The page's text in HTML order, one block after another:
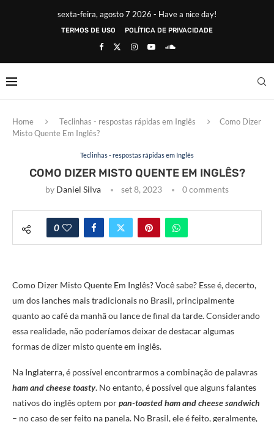
sexta-feira, agosto 7 2026 - Have a nice day!
TERMOS DE USO POLÍTICA DE PRIVACIDADE
Home Teclinhas - respostas rápidas em Inglês
Como Dizer
Misto Quente Em Inglês?
Teclinhas - respostas rápidas em Inglês
COMO DIZER MISTO QUENTE EM INGLÊS?
by Daniel Silva set 8, 2023 0 comments
0
Como Dizer Misto Quente Em Inglês? Você sabe? Esse é, decerto,
um dos lanches mais tradicionais no Brasil, principalmente
quanto ao café da manhã ou lance de final da tarde. Considerando
essa realidade, não poderíamos deixar de destacar algumas
formas de dizer misto quente em inglês.
Na Inglaterra, é possível encontrarmos a combinação de palavras
ham and cheese toasty. No entanto, é possível que alguns falantes
nativos do inglês optem porpan-toasted ham and cheese sandwich
– no caso de ser feito na panela. No Brasil, ele é feito, geralmente,